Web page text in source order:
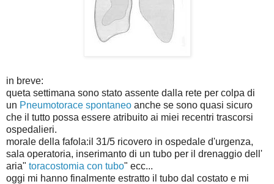
in breve:
queta settimana sono stato assente dalla rete per colpa di
un Pneumotorace spontaneo anche se sono quasi sicuro
che il tutto possa essere atribuito ai miei recentri trascorsi
ospedalieri.
morale della fafola:il 31/5 ricovero in ospedale d'urgenza,
sala operatoria, inserimanto di un tubo per il drenaggio dell'
aria" toracostomia con tubo" ecc...
oggi mi hanno finalmente estratto il tubo dal costato e mi